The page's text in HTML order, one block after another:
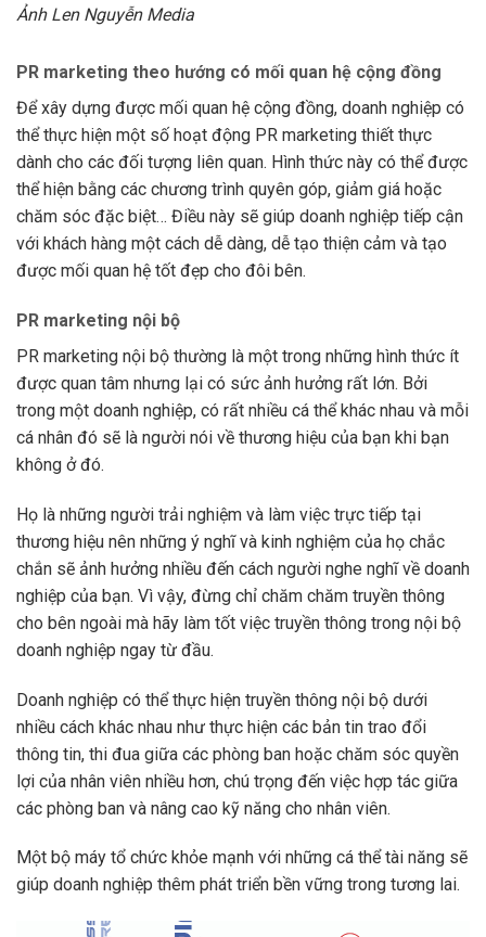
Ảnh Len Nguyễn Media
PR marketing theo hướng có mối quan hệ cộng đồng
Để xây dựng được mối quan hệ cộng đồng, doanh nghiệp có
thể thực hiện một số hoạt động PR marketing thiết thực
dành cho các đối tượng liên quan. Hình thức này có thể được
thể hiện bằng các chương trình quyên góp, giảm giá hoặc
chăm sóc đặc biệt… Điều này sẽ giúp doanh nghiệp tiếp cận
với khách hàng một cách dễ dàng, dễ tạo thiện cảm và tạo
được mối quan hệ tốt đẹp cho đôi bên.
PR marketing nội bộ
PR marketing nội bộ thường là một trong những hình thức ít
được quan tâm nhưng lại có sức ảnh hưởng rất lớn. Bởi
trong một doanh nghiệp, có rất nhiều cá thể khác nhau và mỗi
cá nhân đó sẽ là người nói về thương hiệu của bạn khi bạn
không ở đó.
Họ là những người trải nghiệm và làm việc trực tiếp tại
thương hiệu nên những ý nghĩ và kinh nghiệm của họ chắc
chắn sẽ ảnh hưởng nhiều đến cách người nghe nghĩ về doanh
nghiệp của bạn. Vì vậy, đừng chỉ chăm chăm truyền thông
cho bên ngoài mà hãy làm tốt việc truyền thông trong nội bộ
doanh nghiệp ngay từ đầu.
Doanh nghiệp có thể thực hiện truyền thông nội bộ dưới
nhiều cách khác nhau như thực hiện các bản tin trao đổi
thông tin, thi đua giữa các phòng ban hoặc chăm sóc quyền
lợi của nhân viên nhiều hơn, chú trọng đến việc hợp tác giữa
các phòng ban và nâng cao kỹ năng cho nhân viên.
Một bộ máy tổ chức khỏe mạnh với những cá thể tài năng sẽ
giúp doanh nghiệp thêm phát triển bền vững trong tương lai.